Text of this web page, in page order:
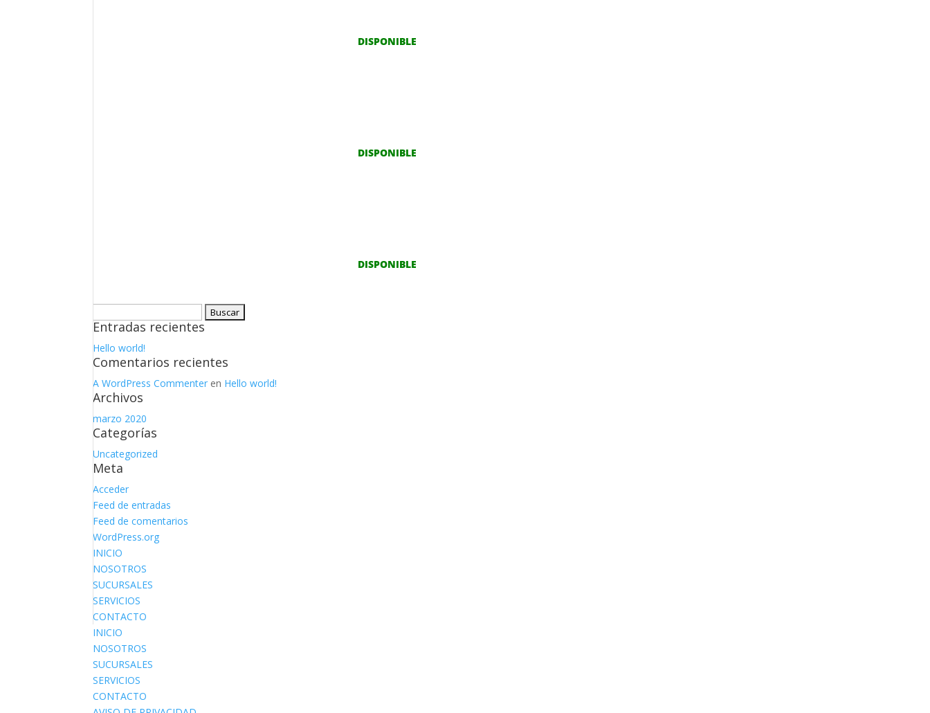
DISPONIBLE
DISPONIBLE
DISPONIBLE
Entradas recientes
Hello world!
Comentarios recientes
A WordPress Commenter en Hello world!
Archivos
marzo 2020
Categorías
Uncategorized
Meta
Acceder
Feed de entradas
Feed de comentarios
WordPress.org
INICIO
NOSOTROS
SUCURSALES
SERVICIOS
CONTACTO
INICIO
NOSOTROS
SUCURSALES
SERVICIOS
CONTACTO